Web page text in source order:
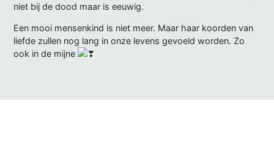
niet bij de dood maar is eeuwig.
Een mooi mensenkind is niet meer. Maar haar koorden van
liefde zullen nog lang in onze levens gevoeld worden. Zo
ook in de mijne